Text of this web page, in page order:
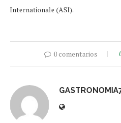
Internationale (ASI).
0 comentarios